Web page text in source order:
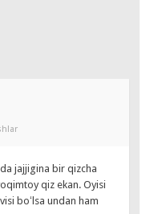
jajjigina bir qizcha
qiz ekan. Oyisi
boʻlsa undan ham